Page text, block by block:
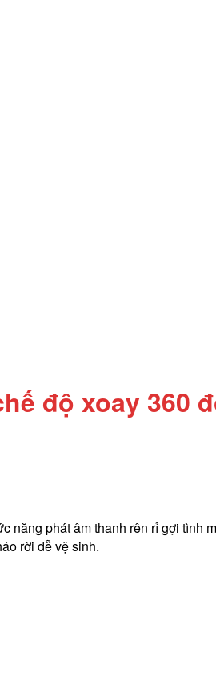
độ xoay 360
năng phát âm thanh rên rỉ gợi tình
rời dễ vệ sinh.